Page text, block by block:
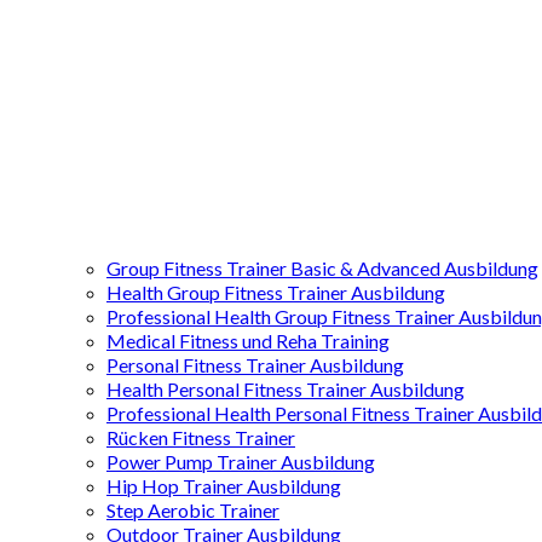
Group Fitness Trainer Basic & Advanced Ausbildung
Health Group Fitness Trainer Ausbildung
Professional Health Group Fitness Trainer
Medical Fitness und Reha Training
Personal Fitness Trainer Ausbildung
Health Personal Fitness Trainer Ausbildung
Professional Health Personal Fitness Trainer
Rücken Fitness Trainer
Power Pump Trainer Ausbildung
Hip Hop Trainer Ausbildung
Step Aerobic Trainer
Outdoor Trainer Ausbildung